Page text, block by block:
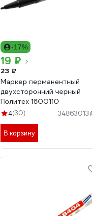
-17%
19 ₽
23 ₽
Маркер перманентный
двухсторонний черный
Политех 1600110
4(30) 34863013
В корзину